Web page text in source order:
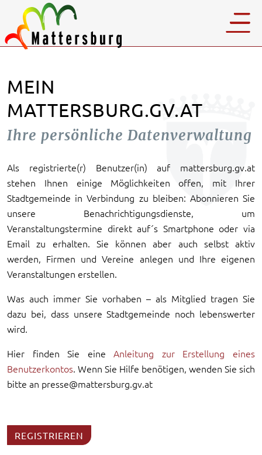
MEIN
MATTERSBURG.GV.AT
Ihre persönliche Datenverwaltung
Als registrierte(r) Benutzer(in) auf mattersburg.gv.at
stehen Ihnen einige Möglichkeiten offen, mit Ihrer
Stadtgemeinde in Verbindung zu bleiben: Abonnieren Sie
unsere Benachrichtigungsdienste, um
Veranstaltungstermine direkt auf´s Smartphone oder via
Email zu erhalten. Sie können aber auch selbst aktiv
werden, Firmen und Vereine anlegen und Ihre eigenen
Veranstaltungen erstellen.
Was auch immer Sie vorhaben – als Mitglied tragen Sie
dazu bei, dass unsere Stadtgemeinde noch lebenswerter
wird.
Hier finden Sie eineAnleitung zur Erstellung eines
Benutzerkontos. Wenn Sie Hilfe benötigen, wenden Sie sich
bitte an presse@mattersburg.gv.at
REGISTRIEREN